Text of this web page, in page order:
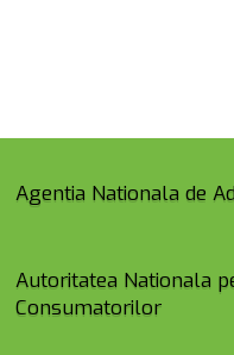
Agentia Nationala de
Autoritatea Nationala
Consumatorilor